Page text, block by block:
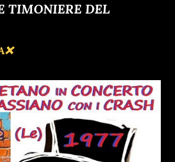
TIMONIERE DEL